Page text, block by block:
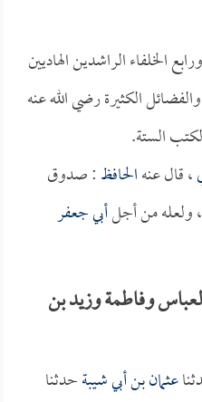
الخلفاء الراشدين الهاديين
الكثيرة رضي الله عنه
الستة.
، قال عنهالحافظ: صدوق
، ولعله من أجلأبي جعفر
وفاطمة وزيد بن
عثمان بن أبي شيبةحدثنا